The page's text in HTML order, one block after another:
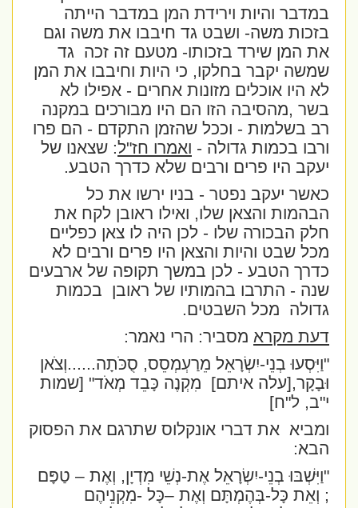
במדבר והיות וירידת המן במדבר הייתה
בזכות משה- ושבט גד חיבבו את משה וגם
את המן שירד בזכותו- מטעם זה זכה גד
שמשה יקבר בחלקו, כי היות וחיבבו את המן
לא היו אוכלים מזונות אחרים - אפילו לא
בשר ,מהסיבה הזו הם היו מבורכים במקנה
רב בשלמות - וככל שהזמן התקדם - הם פרו
ורבו בכמות גדולה - ואמרו חז"ל: שצאנו של
יעקב היו פרים ורבים שלא כדרך הטבע.
כאשר יעקב נפטר - בניו ירשו את כל
הבהמות והצאן שלו, ואילו ראובן לקח את
חלק הבכורה שלו - לכן היה לו צאן כפליים
מכל שבט והיות והצאן היו פרים ורבים לא
כדרך הטבע - לכן במשך תקופה של ארבעים
שנה - התרבו בהמותיו של ראובן בכמות
גדולה מכל השבטים.
דעת מקראמסביר: הרי נאמר:
"וַיִּסְעוּ בְנֵי-יִשְׂרָאֵל מֵרַעְמְסֵס, סֻכֹּתָה......וְצֹאן
וּבָקָר,[עלה איתם] מִקְנֶה כָּבֵד מְאֹד" [שמות
י"ב, ל"ח]
ומביא את דברי אונקלוס שתרגם את הפסוק
הבא:
"וַיִּשְׁבּוּ בְנֵי-יִשְׂרָאֵל אֶת-נְשֵׁי מִדְיָן, וְאֶת – טַפָּם
; וְאֵת כָּל-בְּהֶמְתָּם וְאֶת –כָּל -מִקְנֵיהֶם